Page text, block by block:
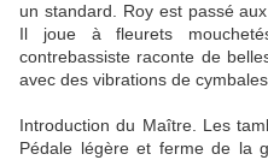
un standard. Roy est passé
Il joue à fleurets
contrebassiste raconte de
avec des vibrations de
Introduction du Maître. Les
Pédale légère et ferme de la